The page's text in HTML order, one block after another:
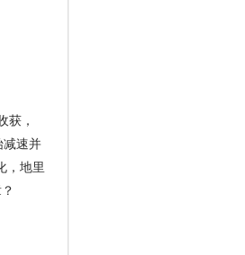
获，
减速并
，地里